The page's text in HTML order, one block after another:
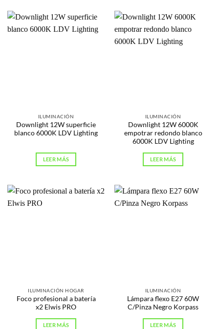
ILUMINACIÓN
Downlight 12W superficie
blanco 6000K LDV Lighting
LEER MÁS
ILUMINACIÓN
Downlight 12W 6000K
empotrar redondo blanco
6000K LDV Lighting
LEER MÁS
ILUMINACIÓN HOGAR
Foco profesional a batería
x2 Elwis PRO
LEER MÁS
ILUMINACIÓN
Lámpara flexo E27 60W
C/Pinza Negro Korpass
LEER MÁS